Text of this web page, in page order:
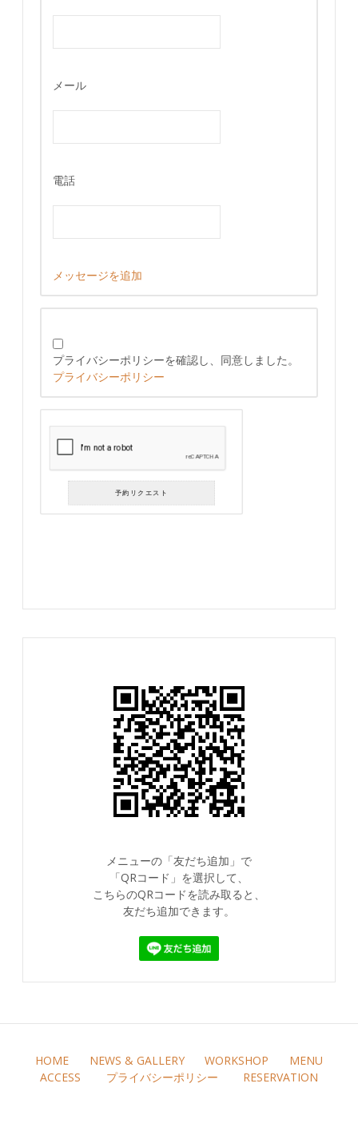
メール
電話
メッセージを追加
プライバシーポリシーを確認し、同意しました。
プライバシーポリシー
予約リクエスト
メニューの「友だち追加」で
「QRコード」を選択して、
こちらのQRコードを読み取ると、
友だち追加できます。
HOME NEWS & GALLERY WORKSHOP
MENU
ACCESS
プライバシーポリシー RESERVATION